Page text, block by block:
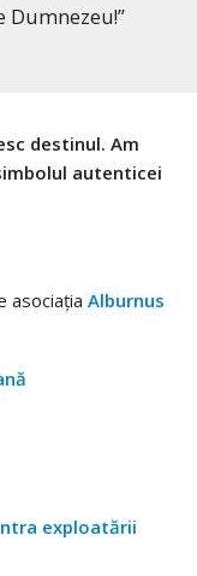
destinul. Am
autenticei
asociaţia Alburnus
exploatării